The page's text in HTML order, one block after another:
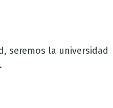
seremos la universidad